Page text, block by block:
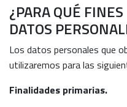
¿PARA QUÉ
DATOS
Los datos personales que
utilizaremos para las
Finalidades primarias.